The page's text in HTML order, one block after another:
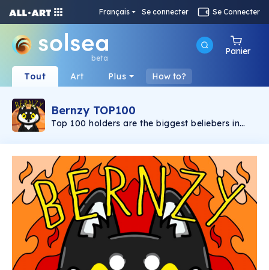
Français Se connecter Se Connecter
beta
Panier
Tout Art Plus How to?
Bernzy TOP100
Top 100 holders are the biggest beliebers in